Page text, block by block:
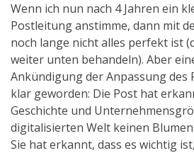
Wenn ich nun nach 4 Jahren ein
Postleitung anstimme, dann mit
noch lange nicht alles perfekt ist
weiter unten behandeln). Aber
Ankündigung der Anpassung des
klar geworden: Die Post hat
Geschichte und
digitalisierten Welt keinen
Sie hat erkannt, dass es wichtig